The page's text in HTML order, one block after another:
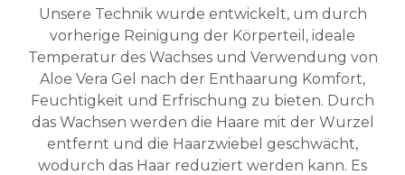
Unsere Technik wurde entwickelt, um durch
vorherige Reinigung der Körperteil, ideale
Temperatur des Wachses und Verwendung von
Aloe Vera Gel nach der Enthaarung Komfort,
Feuchtigkeit und Erfrischung zu bieten. Durch
das Wachsen werden die Haare mit der Wurzel
entfernt und die Haarzwiebel geschwächt,
wodurch das Haar reduziert werden kann. Es